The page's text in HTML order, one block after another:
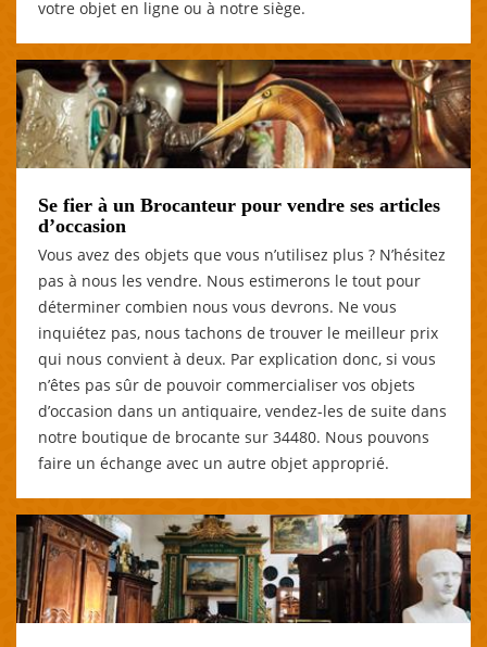
votre objet en ligne ou à notre siège.
Se fier à un Brocanteur pour vendre ses articles
d’occasion
Vous avez des objets que vous n’utilisez plus ? N’hésitez
pas à nous les vendre. Nous estimerons le tout pour
déterminer combien nous vous devrons. Ne vous
inquiétez pas, nous tachons de trouver le meilleur prix
qui nous convient à deux. Par explication donc, si vous
n’êtes pas sûr de pouvoir commercialiser vos objets
d’occasion dans un antiquaire, vendez-les de suite dans
notre boutique de brocante sur 34480. Nous pouvons
faire un échange avec un autre objet approprié.